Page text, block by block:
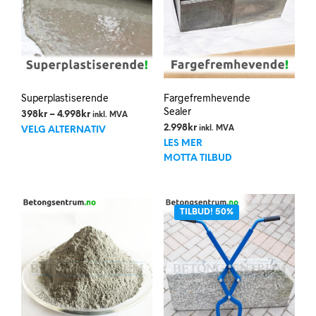
Superplastiserende
398 kr – 4.998 krPrisområde:
398kr
inkl. MVA
VELG ALTERNATIV
Dette
produktet
har
Alternativene
kan
velges
produktsiden
Fargefremhevende
Sealer
2.998kr inkl. MVA
LES MER
MOTTA TILBUD
TILBUD! 50%